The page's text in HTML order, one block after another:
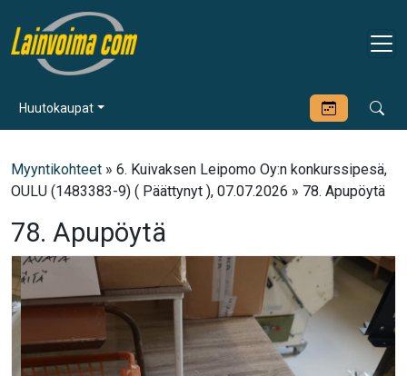
Huutokaupat
Myyntikohteet » 6. Kuivaksen Leipomo Oy:n konkurssipesä,
OULU (1483383-9) ( Päättynyt ), 07.07.2026 » 78. Apupöytä
78. Apupöytä